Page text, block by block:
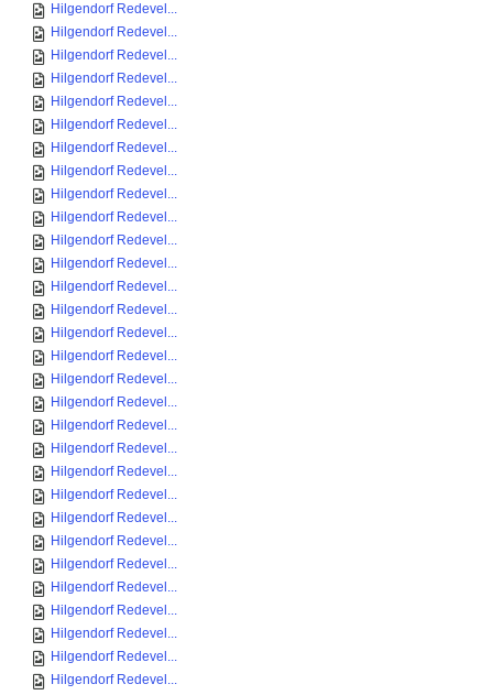
Hilgendorf Redevel...
Hilgendorf Redevel...
Hilgendorf Redevel...
Hilgendorf Redevel...
Hilgendorf Redevel...
Hilgendorf Redevel...
Hilgendorf Redevel...
Hilgendorf Redevel...
Hilgendorf Redevel...
Hilgendorf Redevel...
Hilgendorf Redevel...
Hilgendorf Redevel...
Hilgendorf Redevel...
Hilgendorf Redevel...
Hilgendorf Redevel...
Hilgendorf Redevel...
Hilgendorf Redevel...
Hilgendorf Redevel...
Hilgendorf Redevel...
Hilgendorf Redevel...
Hilgendorf Redevel...
Hilgendorf Redevel...
Hilgendorf Redevel...
Hilgendorf Redevel...
Hilgendorf Redevel...
Hilgendorf Redevel...
Hilgendorf Redevel...
Hilgendorf Redevel...
Hilgendorf Redevel...
Hilgendorf Redevel...